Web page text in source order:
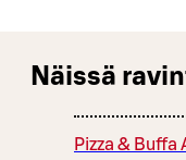
Näissä
Pizza & Buffa